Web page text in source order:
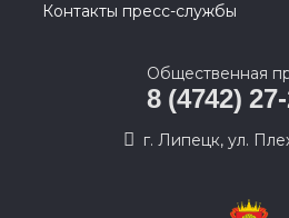
Контакты пресс-службы
Общественная
8 (4742)
г. Липецк, ул.